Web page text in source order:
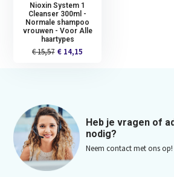
Nioxin System 1
Cleanser 300ml -
Normale shampoo
vrouwen - Voor Alle
haartypes
€ 15,57 € 14,15
Heb je vragen of
nodig?
Neem contact met ons op!